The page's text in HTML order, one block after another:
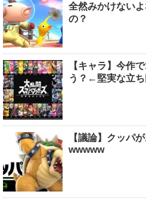
全然みかけない
の？
【キャラ】今作
う？←堅実な立ち
【議論】クッパ
wwwww